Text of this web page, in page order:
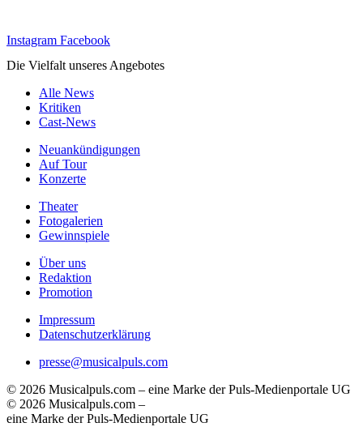
Instagram Facebook
Die Vielfalt unseres Angebotes
Alle News
Kritiken
Cast-News
Neuankündigungen
Auf Tour
Konzerte
Theater
Fotogalerien
Gewinnspiele
Über uns
Redaktion
Promotion
Impressum
Datenschutzerklärung
presse@musicalpuls.com
© 2026 Musicalpuls.com – eine Marke der Puls-Medienportale UG
© 2026 Musicalpuls.com –
eine Marke der Puls-Medienportale UG